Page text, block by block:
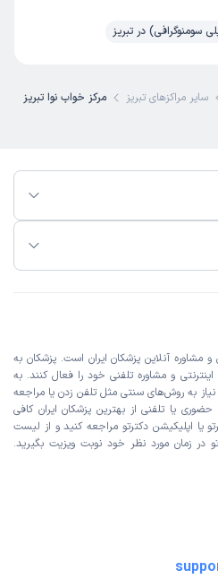
سومنوگرافی) در تبریز
سایر مراکز‌های تبریز مرکز خواب نوا تبریز
و مشاوره آنلاین پزشکان ایران است. پزشکان به
و مشاوره تلفنی خود را فعال کنند. به
نیاز به روش‌های سنتی مثل تلفن زدن یا مراجعه
یا تلفنی از بهترین پزشکان ایران کافی
یا اپلیکیشن دکترتو مراجعه کنید و از لیست
در زمان مورد نظر خود نوبت ویزیت بگیرید.